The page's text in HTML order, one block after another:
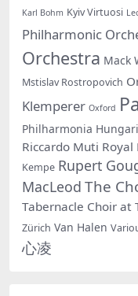
Karl Bohm Kyiv Virtuosi
Philharmonic
Orchestra Mack
Mstislav Rostropovich
Klemperer Oxford
Philharmonia
Riccardo Muti Royal
Kempe Rupert
MacLeod The
Tabernacle Choir at
Zürich Van Halen
心凌